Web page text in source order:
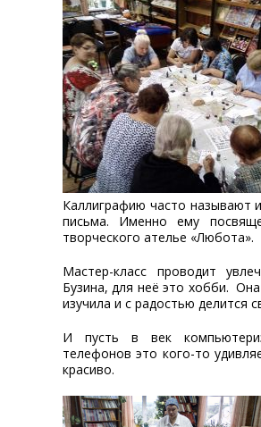
Каллиграфию часто называют
письма. Именно ему
творческого ателье «Любота».
Мастер-класс проводит
Бузина, для неё это хобби. Она
изучила и с радостью делится
И пусть в век
телефонов это кого-то
красиво.